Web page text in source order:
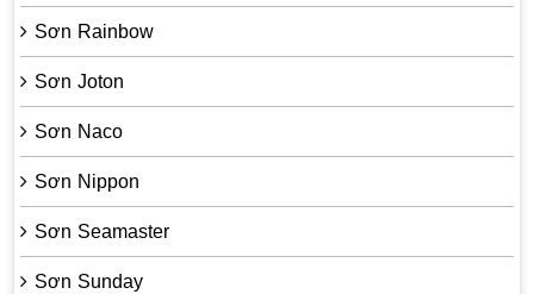
Sơn Rainbow
Sơn Joton
Sơn Naco
Sơn Nippon
Sơn Seamaster
Sơn Sunday